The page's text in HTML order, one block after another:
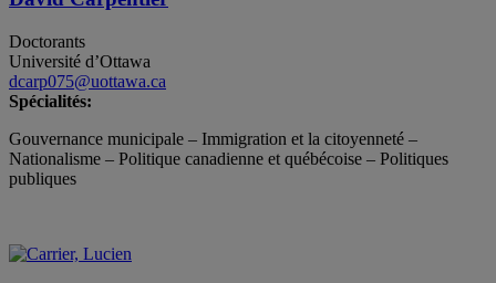
Doctorants
Université d’Ottawa
dcarp075@uottawa.ca
Spécialités:
Gouvernance municipale – Immigration et la citoyenneté –
Nationalisme – Politique canadienne et québécoise – Politiques
publiques